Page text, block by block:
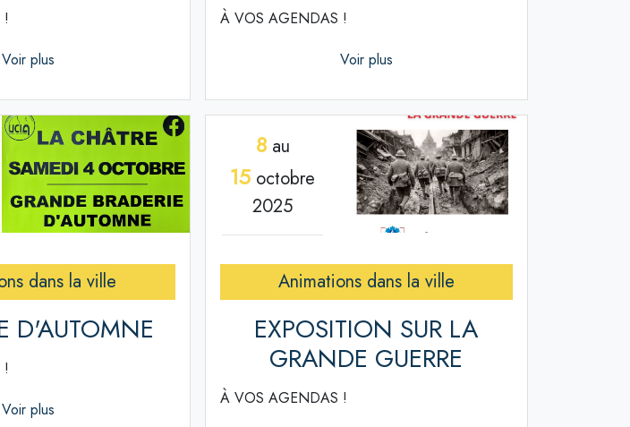
!
Voir plus
À VOS AGENDAS !
Voir plus
dans la ville
D'AUTOMNE
!
Voir plus
8au
15 octobre
2025
Animations dans la ville
EXPOSITION SUR LA
GRANDE GUERRE
À VOS AGENDAS !